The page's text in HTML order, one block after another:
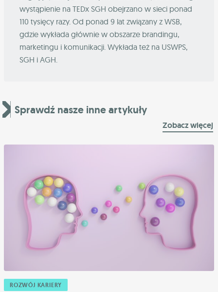
wystąpienie na TEDx SGH obejrzano w sieci ponad
110 tysięcy razy. Od ponad 9 lat związany z WSB,
gdzie wykłada głównie w obszarze brandingu,
marketingu i komunikacji. Wykłada też na USWPS,
SGH i AGH.
Sprawdź nasze inne artykuły
Zobacz więcej
ROZWÓJ KARIERY